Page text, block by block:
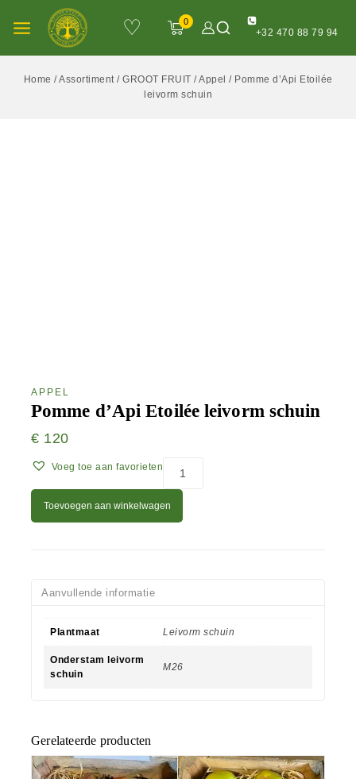
♡ 0
+32 470 88 79 94
Home /Assortiment / GROOT FRUIT /Appel / Pomme d’Api Etoilée
leivorm schuin
APPEL
Pomme d’Api Etoilée leivorm schuin
€ 120
Voeg toe aan favorieten
Toevoegen aan winkelwagen
Aanvullende informatie
Plantmaat Leivorm schuin
Onderstam leivorm
schuin
M26
Gerelateerde producten